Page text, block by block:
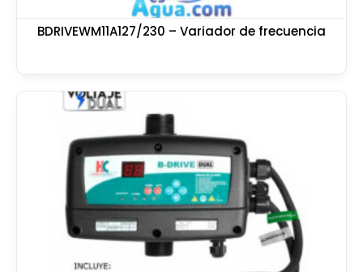
BDRIVEWM11A127/230 – Variador de frecuencia